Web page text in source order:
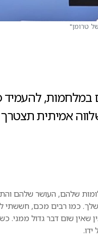
טרומן"
להעמיד
אמיתית תצטרך
שלהם, העושר שלהם
כמו רבים מכם, חששתי
שום דבר גדול ממני.